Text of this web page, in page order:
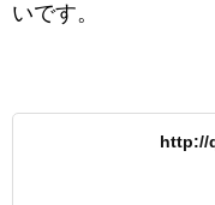
いです。
http://